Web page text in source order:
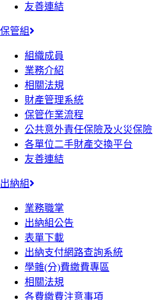
友善連結
保管組
組織成員
業務介紹
相關法規
財產管理系統
保管作業流程
公共意外責任保險及火災保險
各單位二手財產交換平台
友善連結
出納組
業務職掌
出納組公告
表單下載
出納支付網路查詢系統
學雜(分)費繳費專區
相關法規
各費繳費注意事項